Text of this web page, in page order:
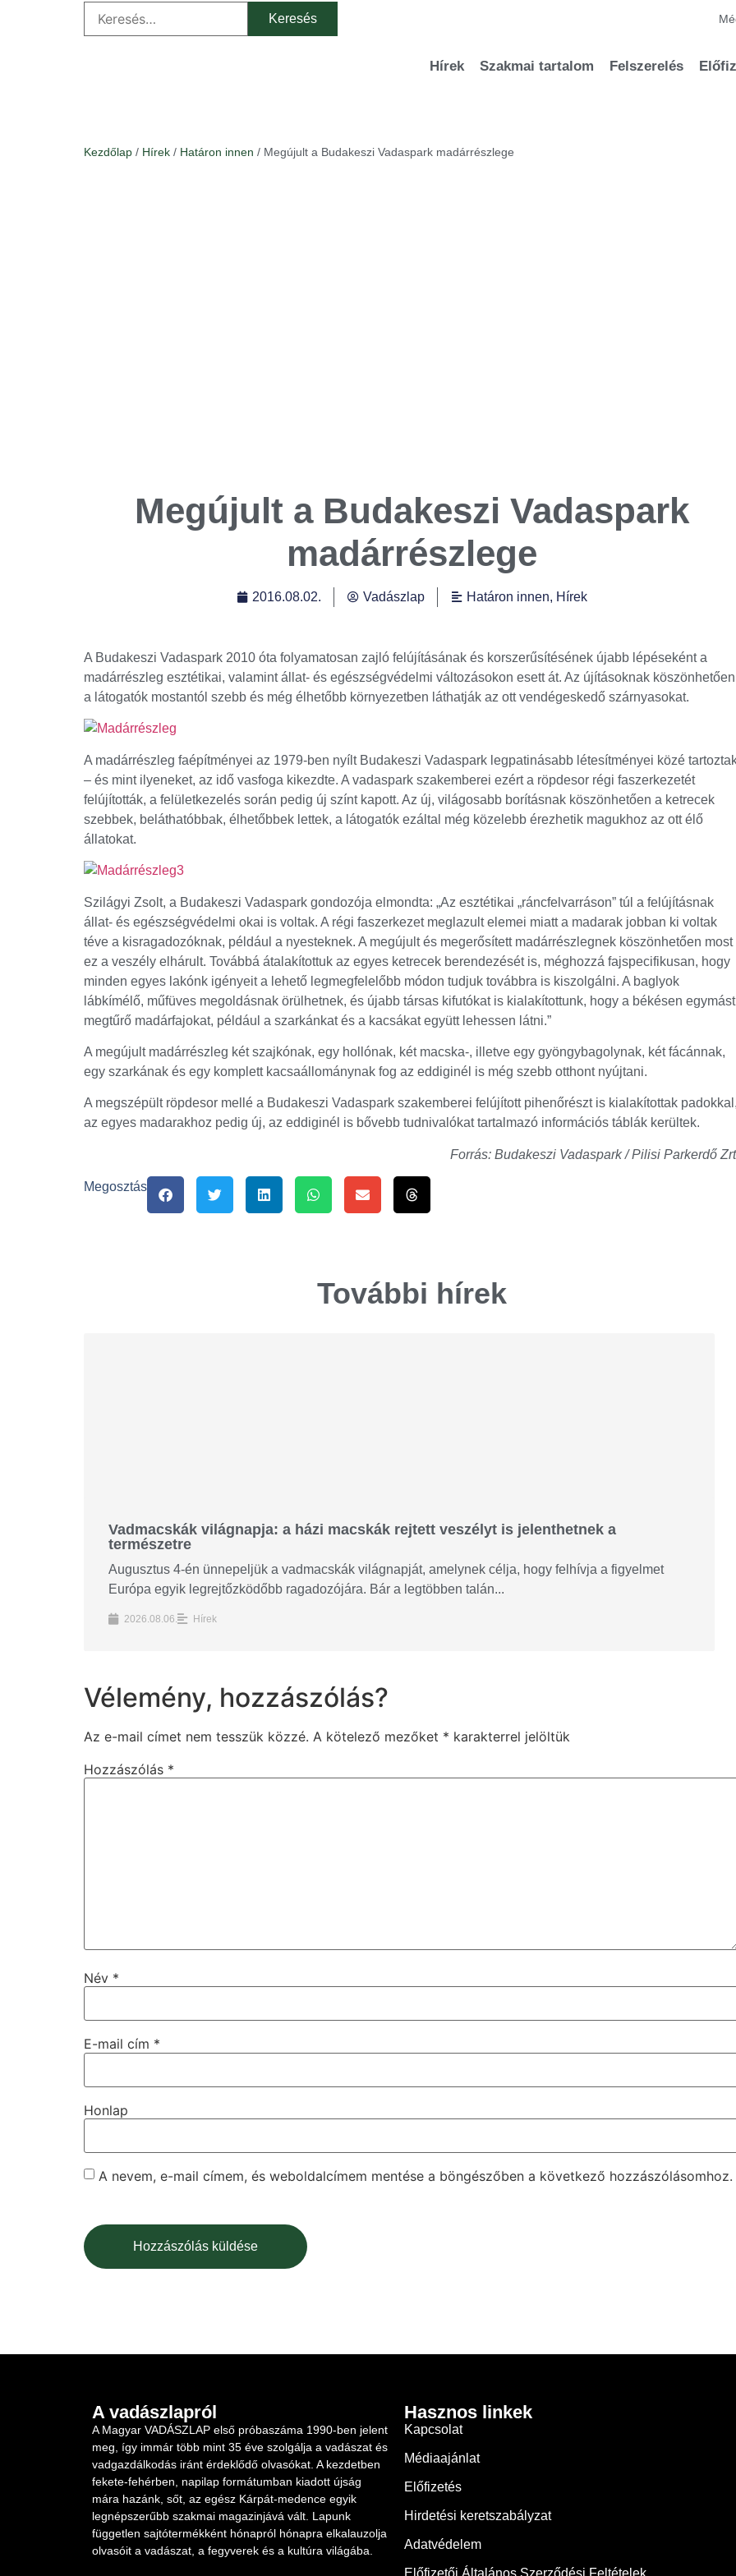
Hírek Szakmai tartalom Felszerelés
Kezdőlap / Hírek / Határon innen / Megújult a Budakeszi Vadaspark madárrészlege
Megújult a Budakeszi Vadaspark
madárrészlege
2016.08.02. Vadászlap Határon innen, Hírek
A Budakeszi Vadaspark 2010 óta folyamatosan zajló felújításának és korszerűsítésének újabb lépéseként a
madárrészleg esztétikai, valamint állat- és egészségvédelmi változásokon esett át. Az újításoknak köszönhetően
a látogatók mostantól szebb és még élhetőbb környezetben láthatják az ott vendégeskedő szárnyasokat.
A madárrészleg faépítményei az 1979-ben nyílt Budakeszi Vadaspark legpatinásabb létesítményei közé
– és mint ilyeneket, az idő vasfoga kikezdte. A vadaspark szakemberei ezért a röpdesor régi faszerkezetét
felújították, a felületkezelés során pedig új színt kapott. Az új, világosabb borításnak köszönhetően a ketrecek
szebbek, beláthatóbbak, élhetőbbek lettek, a látogatók ezáltal még közelebb érezhetik magukhoz az ott élő
állatokat.
Szilágyi Zsolt, a Budakeszi Vadaspark gondozója elmondta: „Az esztétikai „ráncfelvarráson” túl a felújításnak
állat- és egészségvédelmi okai is voltak. A régi faszerkezet meglazult elemei miatt a madarak jobban ki voltak
téve a kisragadozóknak, például a nyesteknek. A megújult és megerősített madárrészlegnek köszönhetően most
ez a veszély elhárult. Továbbá átalakítottuk az egyes ketrecek berendezését is, méghozzá fajspecifikusan, hogy
minden egyes lakónk igényeit a lehető legmegfelelőbb módon tudjuk továbbra is kiszolgálni. A baglyok
lábkímélő, műfüves megoldásnak örülhetnek, és újabb társas kifutókat is kialakítottunk, hogy a békésen egymást
megtűrő madárfajokat, például a szarkánkat és a kacsákat együtt lehessen látni.”
A megújult madárrészleg két szajkónak, egy hollónak, két macska-, illetve egy gyöngybagolynak, két fácánnak,
egy szarkának és egy komplett kacsaállománynak fog az eddiginél is még szebb otthont nyújtani.
A megszépült röpdesor mellé a Budakeszi Vadaspark szakemberei felújított pihenőrészt is kialakítottak
az egyes madarakhoz pedig új, az eddiginél is bővebb tudnivalókat tartalmazó információs táblák kerültek.
Forrás: Budakeszi Vadaspark / Pilisi Parkerdő
Megosztás
További hírek
Vadmacskák világnapja: a házi macskák rejtett veszélyt is jelenthetnek a
természetre
Augusztus 4-én ünnepeljük a vadmacskák világnapját, amelynek célja, hogy felhívja a figyelmet
Európa egyik legrejtőzködőbb ragadozójára. Bár a legtöbben talán...
2026.08.06. Hírek
Vélemény, hozzászólás?
Az e-mail címet nem tesszük közzé. A kötelező mezőket * karakterrel jelöltük
Hozzászólás *
Név *
E-mail cím *
Honlap
A nevem, e-mail címem, és weboldalcímem mentése a böngészőben a következő hozzászólásomhoz.
A vadászlapról
A Magyar VADÁSZLAP első próbaszáma 1990-ben jelent
meg, így immár több mint 35 éve szolgálja a vadászat és
vadgazdálkodás iránt érdeklődő olvasókat. A kezdetben
fekete-fehérben, napilap formátumban kiadott újság
mára hazánk, sőt, az egész Kárpát-medence egyik
legnépszerűbb szakmai magazinjává vált. Lapunk
független sajtótermékként hónapról hónapra elkalauzolja
olvasóit a vadászat, a fegyverek és a kultúra világába.
Hasznos linkek
Kapcsolat
Médiaajánlat
Előfizetés
Hirdetési keretszabályzat
Adatvédelem